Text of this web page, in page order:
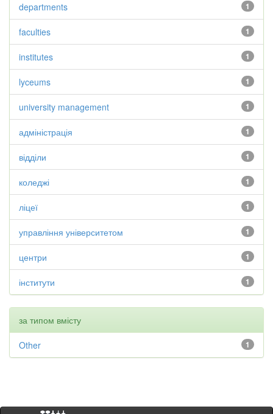
1
departments
1
faculties
1
institutes
1
lyceums
1
university management
1
адміністрація
1
відділи
1
коледжі
1
ліцеї
1
управління університетом
1
центри
1
інститути
за типом вмісту
1
Other